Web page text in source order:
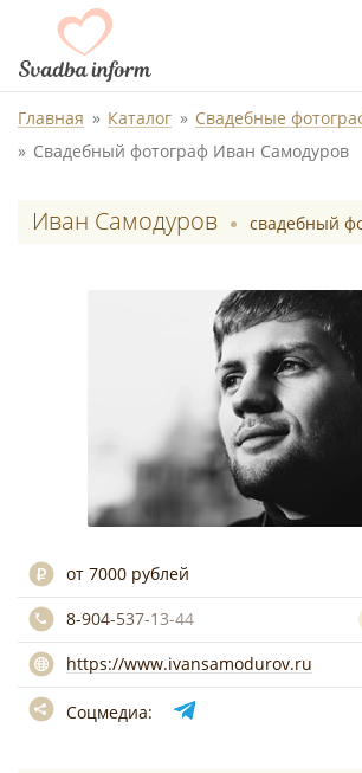
Главная Каталог
Свадебные
Свадебный фотограф Иван Самодуров
Иван Самодуров свадебный
от 7000 рублей
8-904-537-13-44
https://www.ivansamodurov.ru
Соцмедиа: